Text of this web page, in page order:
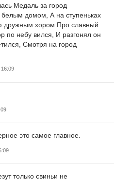
Медаль за город
домом, А на ступеньках
дружным хором Про славный
по небу вился, И разгонял он
Смотря на город
16:09
это самое главное.
только свиньи не